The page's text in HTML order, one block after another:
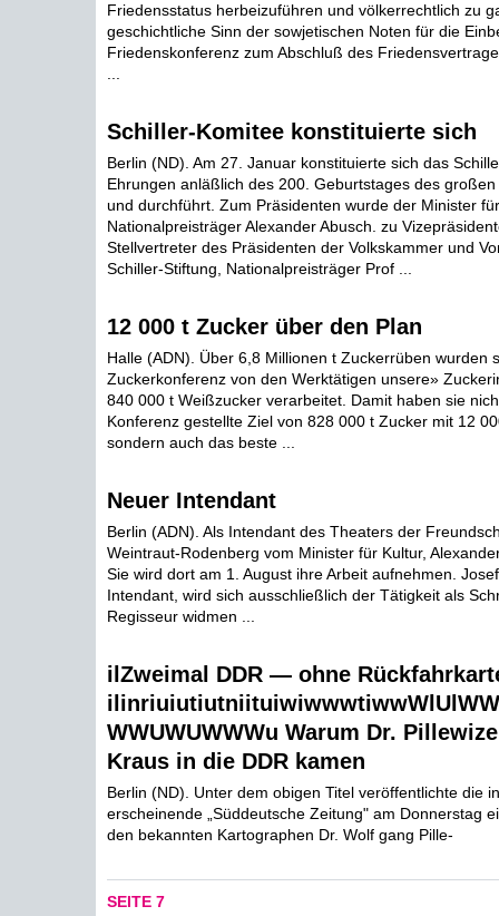
Friedensstatus herbeizuführen und völkerrechtlich zu
geschichtliche Sinn der sowjetischen Noten für die
Friedenskonferenz zum Abschluß des
Schiller-Komitee konstituierte sich
Berlin (ND). Am 27. Januar konstituierte sich das
Ehrungen anläßlich des 200. Geburtstages des
und durchführt. Zum Präsidenten wurde der Minister
Nationalpreisträger Alexander Abusch. zu
Stellvertreter des Präsidenten der Volkskammer und
Schiller-Stiftung, Nationalpreisträger Prof ...
12 000 t Zucker über den Plan
Halle (ADN). Über 6,8 Millionen t Zuckerrüben wurden
Zuckerkonferenz von den Werktätigen unsere»
840 000 t Weißzucker verarbeitet. Damit haben sie
Konferenz gestellte Ziel von 828 000 t Zucker mit 12
sondern auch das beste ...
Neuer Intendant
Berlin (ADN). Als Intendant des Theaters der
Weintraut-Rodenberg vom Minister für Kultur,
Sie wird dort am 1. August ihre Arbeit aufnehmen.
Intendant, wird sich ausschließlich der Tätigkeit als
Regisseur widmen ...
ilZweimal DDR — ohne
WWUWUWWWu Warum Dr.
Kraus in die DDR kamen
Berlin (ND). Unter dem obigen Titel veröffentlichte die
erscheinende „Süddeutsche Zeitung" am Donnerstag
den bekannten Kartographen Dr. Wolf gang Pille-
SEITE 7